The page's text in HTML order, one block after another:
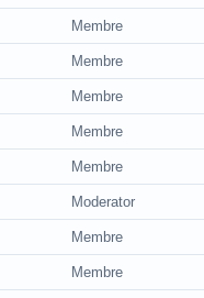
Membre
Membre
Membre
Membre
Membre
Moderator
Membre
Membre